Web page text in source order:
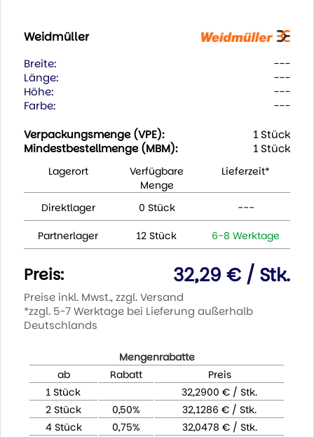
Weidmüller
Breite:
---
Länge:
---
Höhe:
---
Farbe:
---
Verpackungsmenge (VPE):
1 Stück
Mindestbestellmenge (MBM):
1 Stück
Lagerort
Verfügbare
Menge
Lieferzeit*
Direktlager 0 Stück ---
Partnerlager 12 Stück 6-8 Werktage
Preis: 32,29 € / Stk.
Preise inkl. Mwst., zzgl. Versand
*zzgl. 5-7 Werktage bei Lieferung außerhalb
Deutschlands
Mengenrabatte
ab
Rabatt
Preis
1 Stück
32,2900 € / Stk.
2 Stück
0,50%
32,1286 € / Stk.
4 Stück
0,75%
32,0478 € / Stk.